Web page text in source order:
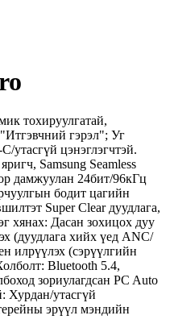
тохируулгатай,
гэрэл"; Уг
утасгүй цэнэглэгчтэй.
Samsung Seamless
дамжуулан 24бит/96кГц
бодит цагийн
Super Clear дуудлага,
хянах: Дасан зохицох дуу
(дуудлага хийх үед ANC/
илрүүлэх (сэрүүлгийн
Bluetooth 5.4,
зориулагдсан PC Auto
Хурдан/утасгүй
эрүүл мэндийн